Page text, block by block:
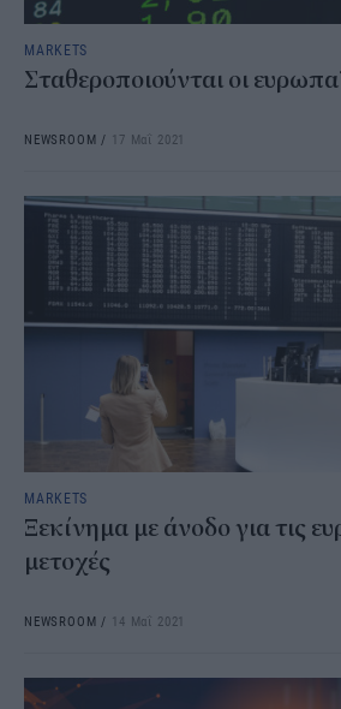
MARKETS
Σταθεροποιούνται οι
NEWSROOM / 17 Μαΐ 2021
MARKETS
Ξεκίνημα με άνοδο για τις
μετοχές
NEWSROOM / 14 Μαΐ 2021